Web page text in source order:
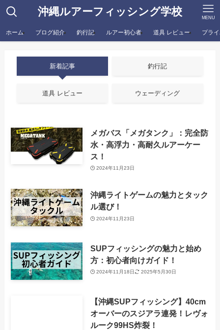
沖縄ルアーフィッシング学校 MENU
ホーム ブログ紹介 釣行記 ルアー初心者 道具 レビュー プラ
新着記事 釣行記
道具 レビュー ウェーディング
メガバス「メガタンク」：完全防
水・高浮力・高耐久ルアーケー
ス！
2024年11月23日
沖縄ライトゲームの魅力とタック
ル選び！
2024年11月23日
SUPフィッシングの魅力と始め
方：初心者向けガイド！
2024年11月18日 2025年5月30日
【沖縄SUPフィッシング】40cm
オーバーのスジアラ連発！レヴォ
ルーク99HS炸裂！